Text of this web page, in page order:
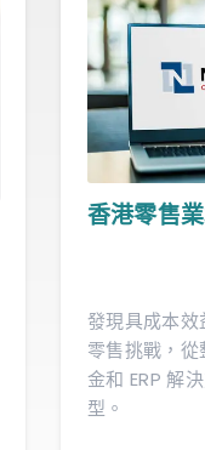
香港零售
發現具成本
零售挑戰，
金和 ERP 解
型。